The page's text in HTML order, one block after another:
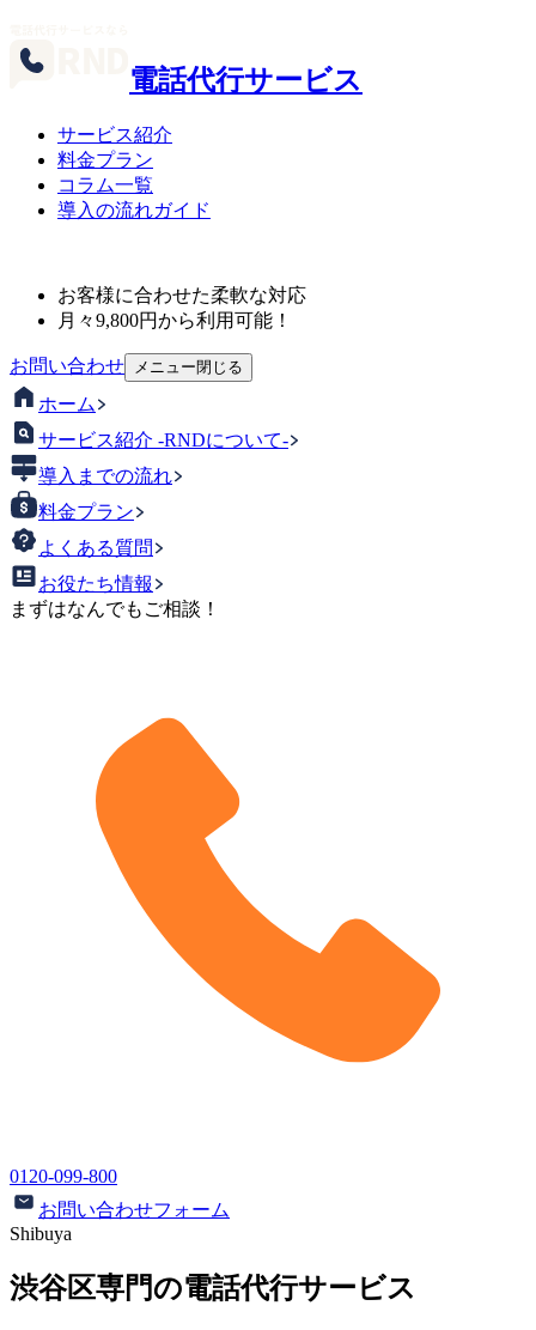
電話代行サービス
サービス紹介
料金プラン
コラム一覧
導入の流れガイド
お客様に合わせた柔軟な対応
月々9,800円から利用可能！
お問い合わせ メニュー閉じる
ホーム
サービス紹介 -RNDについて-
導入までの流れ
料金プラン
よくある質問
お役たち情報
まずはなんでもご相談！
0120-099-800
お問い合わせフォーム
Shibuya
渋谷区専門の電話代行サービス